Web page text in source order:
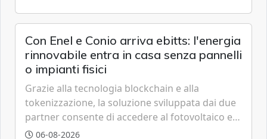
Con Enel e Conio arriva ebitts: l'energia
rinnovabile entra in casa senza pannelli
o impianti fisici
Grazie alla tecnologia blockchain e alla
tokenizzazione, la soluzione sviluppata dai due
partner consente di accedere al fotovoltaico e
all'eolico ottenendo risparmi diretti in bolletta,
06-08-2026